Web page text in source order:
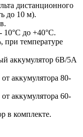
дистанционного
до 10 м).
10°C до +40°С.
при температуре
аккумулятор 6В/5А
аккумулятора 80-
аккумулятора 60-
в комплекте.